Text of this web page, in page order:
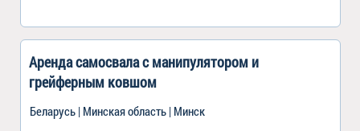
Аренда самосвала с манипулятором и
грейферным ковшом
Беларусь | Минская область | Минск